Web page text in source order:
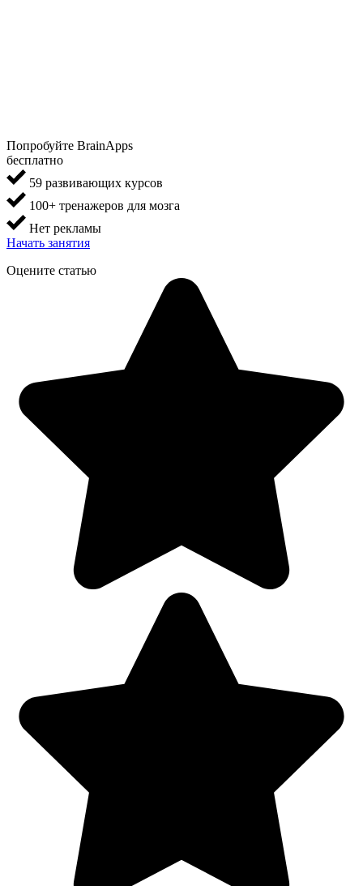
Попробуйте BrainApps
бесплатно
59 развивающих курсов
100+ тренажеров для мозга
Нет рекламы
Начать занятия
Оцените статью